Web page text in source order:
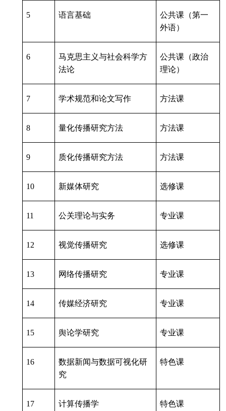
5 语言基础
公共课（第一
外语）
6
马克思主义与社会科学方
法论
公共课（政治
理论）
7 学术规范和论文写作 方法课
8 量化传播研究方法 方法课
9 质化传播研究方法 方法课
10 新媒体研究 选修课
11 公关理论与实务 专业课
12 视觉传播研究 选修课
13 网络传播研究 专业课
14 传媒经济研究 专业课
15 舆论学研究 专业课
16
数据新闻与数据可视化研
究
特色课
17 计算传播学 特色课